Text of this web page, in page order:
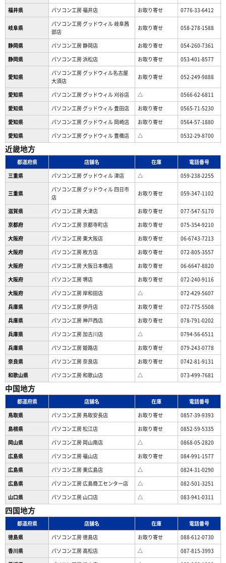
福井県
パソコン工房 福井店 お取り寄せ 0776-33-6412
岐阜県
パソコン工房 グッドウィル 岐阜茜
部店
お取り寄せ 058-278-1588
静岡県 パソコン工房 静岡店 お取り寄せ
054-260-7361
静岡県
パソコン工房 浜松店 お取り寄せ 053-401-8577
愛知県
パソコン工房 グッドウィル名古屋
大須店
お取り寄せ 052-249-9888
愛知県 パソコン工房 グッドウィル 刈谷店 △
0566-62-6811
愛知県
パソコン工房 グッドウィル 豊田店 お取り寄せ
0565-71-5230
愛知県
パソコン工房 グッドウィル 岡崎店 お取り寄せ
0564-57-1880
愛知県
パソコン工房 グッドウィル 豊橋店 △ 0532-29-8700
近畿地方
都道府県 店舗名 在庫
電話番号
三重県
パソコン工房 グッドウィル 津店 △ 059-238-2255
三重県
パソコン工房 グッドウィル 四日市
店
お取り寄せ 059-347-1102
滋賀県 パソコン工房 大津店 お取り寄せ
077-547-5170
京都府
パソコン工房 京都寺町店 お取り寄せ
075-354-9210
大阪府
パソコン工房 東大阪店 お取り寄せ
06-6743-7213
大阪府
パソコン工房 枚方店 お取り寄せ
072-805-3557
大阪府
パソコン工房 大阪日本橋店 お取り寄せ
06-6647-8820
大阪府
パソコン工房 堺店 お取り寄せ
072-240-9116
大阪府
パソコン工房 岸和田店 △
072-429-5607
兵庫県
パソコン工房 伊丹店 お取り寄せ
072-775-5508
兵庫県
パソコン工房 神戸西店 お取り寄せ
078-791-0202
兵庫県
パソコン工房 加古川店 △
0794-56-6511
兵庫県
パソコン工房 姫路店 お取り寄せ
079-243-0778
奈良県
パソコン工房 奈良店 お取り寄せ
0742-81-9131
和歌山県
パソコン工房 和歌山店 △ 073-499-7681
中国地方
都道府県 店舗名 在庫
電話番号
鳥取県
パソコン工房 鳥取安長店 お取り寄せ
0857-39-9393
島根県
パソコン工房 松江店 お取り寄せ
0852-59-5335
岡山県
パソコン工房 岡山南店 △
0868-05-2820
広島県
パソコン工房 福山店 お取り寄せ
084-991-1577
広島県
パソコン工房 東広島店 △
0824-31-0290
広島県
パソコン工房 広島商工センター店 △
082-501-3251
山口県
パソコン工房 山口店 △ 083-941-0311
四国地方
都道府県 店舗名 在庫
電話番号
徳島県
パソコン工房 徳島店 お取り寄せ
088-612-0730
香川県
パソコン工房 高松店 △
087-815-3993